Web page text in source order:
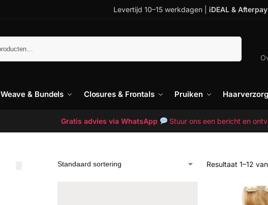
Levertijd 10–15 werkdagen | iDEAL & Afterpay
Weave & Bundels Closures & Frontals Pruiken
Gratis advies via WhatsApp Stuur ons een bericht en
Resultaat 1–12